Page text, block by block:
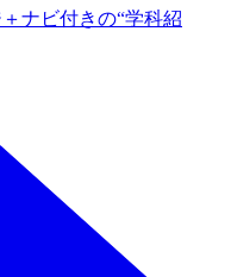
ナビ付きの“学科紹